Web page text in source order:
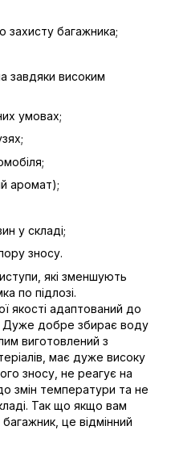
багажника;
завдяки високим
умовах;
аромат);
у складі;
зносу.
які зменшують
по підлозі.
якості адаптований до
Дуже добре збирає воду
виготовлений з
має дуже високу
зносу, не реагує на
змін температури та не
Так що якщо вам
багажник, це відмінний